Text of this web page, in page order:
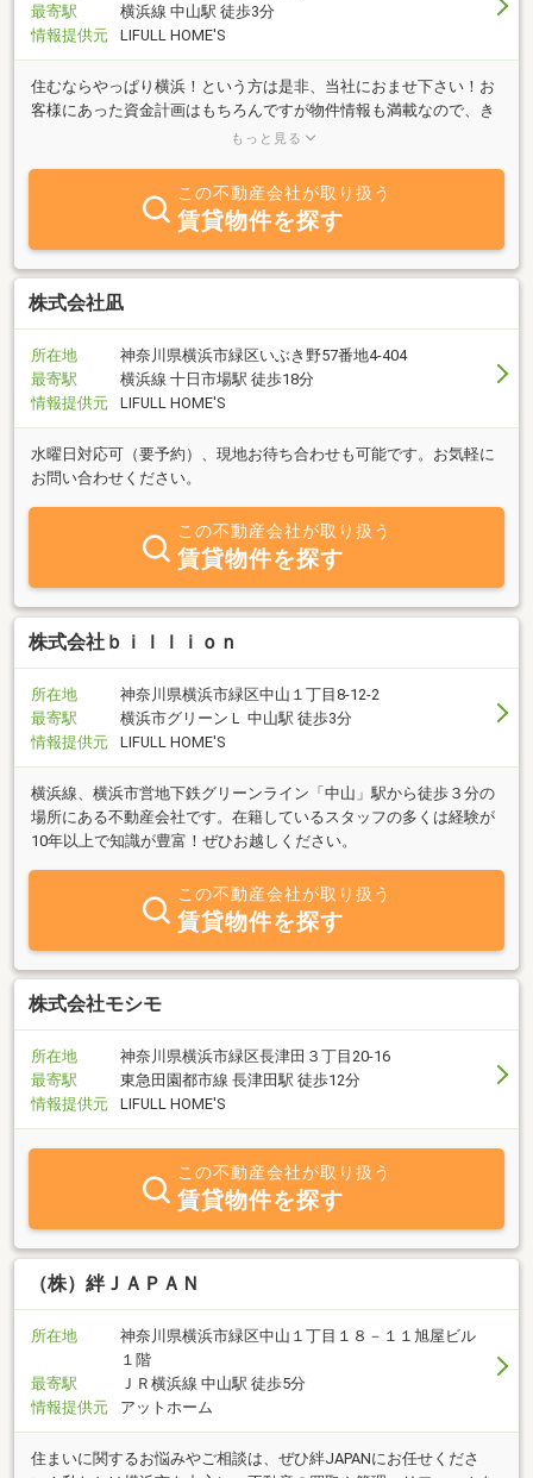
最寄駅
横浜線 中山駅 徒歩3分
情報提供元
LIFULL HOME'S
住むならやっぱり横浜！という方は是非、当社におませ下さい！お
客様にあった資金計画はもちろんですが物件情報も満載なので、き
っとお客様の理想の住宅探しが出来ると思います。皆様からのご連
もっと見る
この不動産会社が取り扱う
賃貸物件を探す
株式会社凪
所在地
神奈川県横浜市緑区いぶき野57番地4-404
最寄駅
横浜線 十日市場駅 徒歩18分
情報提供元
LIFULL HOME'S
水曜日対応可（要予約）、現地お待ち合わせも可能です。お気軽に
お問い合わせください。
この不動産会社が取り扱う
賃貸物件を探す
株式会社ｂｉｌｌｉｏｎ
所在地
神奈川県横浜市緑区中山１丁目8-12-2
最寄駅
横浜市グリーンＬ 中山駅 徒歩3分
情報提供元
LIFULL HOME'S
横浜線、横浜市営地下鉄グリーンライン「中山」駅から徒歩３分の
場所にある不動産会社です。在籍しているスタッフの多くは経験が
10年以上で知識が豊富！ぜひお越しください。
この不動産会社が取り扱う
賃貸物件を探す
株式会社モシモ
所在地
神奈川県横浜市緑区長津田３丁目20-16
最寄駅
東急田園都市線 長津田駅 徒歩12分
情報提供元
LIFULL HOME'S
この不動産会社が取り扱う
賃貸物件を探す
（株）絆ＪＡＰＡＮ
所在地
神奈川県横浜市緑区中山１丁目１８－１１旭屋ビル
１階
最寄駅
ＪＲ横浜線 中山駅 徒歩5分
情報提供元
アットホーム
住まいに関するお悩みやご相談は、ぜひ絆JAPANにお任せくださ